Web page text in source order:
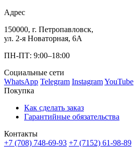
Адрес
150000, г. Петропавловск,
ул. 2-я Новаторная, 6А
ПН-ПТ: 9:00–18:00
Социальные сети
WhatsApp Telegram InstagramYouTube
Покупка
Как сделать заказ
Гарантийные обязательства
Контакты
+7 (708) 748-69-93 +7 (7152) 61-98-89